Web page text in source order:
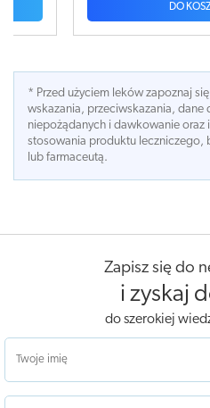
* Przed użyciem leków zapoznaj
wskazania, przeciwskazania, dane
niepożądanych i dawkowanie oraz
stosowania produktu leczniczego,
lub farmaceutą.
Zapisz się do
i zyskaj
do szerokiej